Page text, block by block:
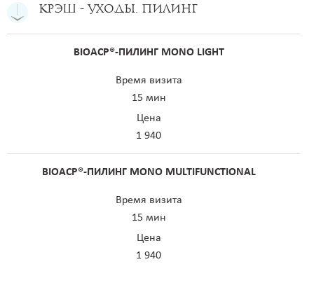
Крэш - уходы. Пилинг
BIOACP®-ПИЛИНГ MONO LIGHT
Время визита
15 мин
Цена
1 940
BIOACP®-ПИЛИНГ MONO MULTIFUNCTIONAL
Время визита
15 мин
Цена
1 940